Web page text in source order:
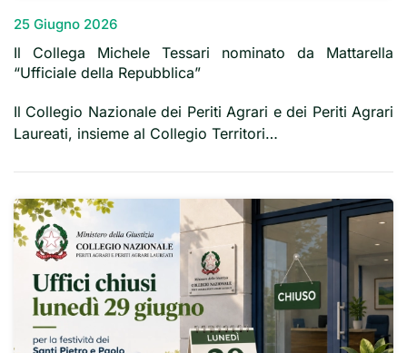
25 Giugno 2026
Il Collega Michele Tessari nominato da Mattarella
“Ufficiale della Repubblica”
Il Collegio Nazionale dei Periti Agrari e dei Periti Agrari
Laureati, insieme al Collegio Territori…